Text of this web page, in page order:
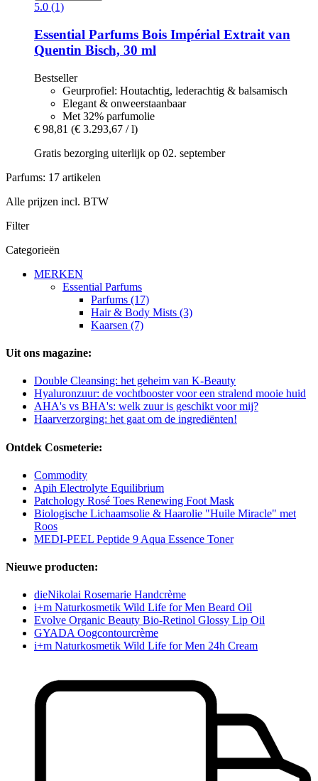
5.0 (1)
Essential Parfums Bois Impérial Extrait van
Quentin Bisch, 30 ml
Bestseller
Geurprofiel: Houtachtig, lederachtig & balsamisch
Elegant & onweerstaanbaar
Met 32% parfumolie
€ 98,81 (€ 3.293,67 / l)
Gratis bezorging uiterlijk op 02. september
Parfums: 17 artikelen
Alle prijzen incl. BTW
Filter
Categorieën
MERKEN
Essential Parfums
Parfums (17)
Hair & Body Mists (3)
Kaarsen (7)
Uit ons magazine:
Double Cleansing: het geheim van K-Beauty
Hyaluronzuur: de vochtbooster voor een stralend mooie huid
AHA's vs BHA's: welk zuur is geschikt voor mij?
Haarverzorging: het gaat om de ingrediënten!
Ontdek Cosmeterie:
Commodity
Apih Electrolyte Equilibrium
Patchology Rosé Toes Renewing Foot Mask
Biologische Lichaamsolie & Haarolie "Huile Miracle" met
Roos
MEDI-PEEL Peptide 9 Aqua Essence Toner
Nieuwe producten:
dieNikolai Rosemarie Handcrème
i+m Naturkosmetik Wild Life for Men Beard Oil
Evolve Organic Beauty Bio-Retinol Glossy Lip Oil
GYADA Oogcontourcrème
i+m Naturkosmetik Wild Life for Men 24h Cream